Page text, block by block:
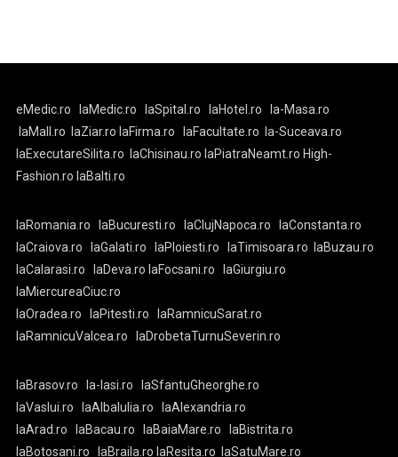
eMedic.ro laMedic.ro laSpital.ro laHotel.ro
la-Masa.ro
laMall.ro
laZiar.ro laFirma.ro laFacultate.ro
la-Suceava.ro
laExecutareSilita.ro
laChisinau.ro laPiatraNeamt.ro High-
Fashion.ro laBalti.ro
laRomania.ro laBucuresti.ro laClujNapoca.ro
laConstanta.ro
laCraiova.ro
laGalati.ro laPloiesti.ro laTimisoara.ro
laBuzau.ro
laCalarasi.ro
laDeva.ro laFocsani.ro
laGiurgiu.ro
laMiercureaCiuc.ro
laOradea.ro
laPitesti.ro
laRamnicuSarat.ro
laRamnicuValcea.ro
laDrobetaTurnuSeverin.ro
laBrasov.ro la-Iasi.ro
laSfantuGheorghe.ro
laVaslui.ro
laAlbaIulia.ro
laAlexandria.ro
laArad.ro
laBacau.ro laBaiaMare.ro
laBistrita.ro
laBotosani.ro
laBraila.ro laResita.ro laSatuMare.ro